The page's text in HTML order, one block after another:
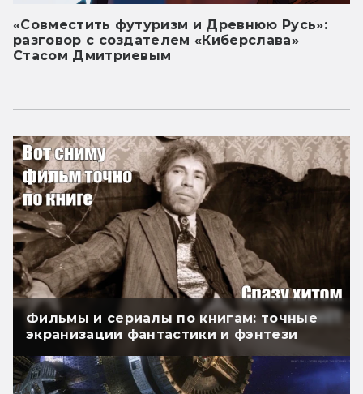
«Совместить футуризм и Древнюю Русь»:
разговор с создателем «Киберслава»
Стасом Дмитриевым
Фильмы и сериалы по книгам: точные
экранизации фантастики и фэнтези